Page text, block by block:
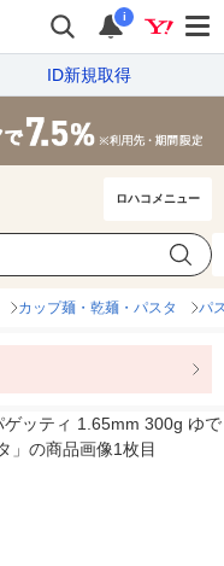
i
ID新規取得
ロハコメニュー
カップ麺・乾麺・パスタ パ